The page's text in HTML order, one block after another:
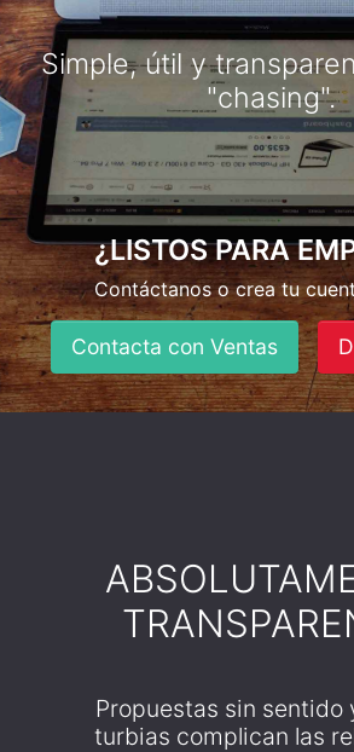
Simple, útil y
"chasing".
¿LISTOS PARA
Contáctanos o crea tu
Contacta con Ventas
Propuestas sin sentido
turbias complican las